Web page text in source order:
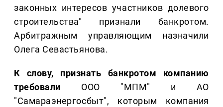
законных интересов участников долевого
строительства" признали банкротом.
Арбитражным управляющим назначили
Олега Севастьянова.
К слову, признать банкротом компанию
требовали ООО "МПМ" и АО
"Самараэнергосбыт", которым компания